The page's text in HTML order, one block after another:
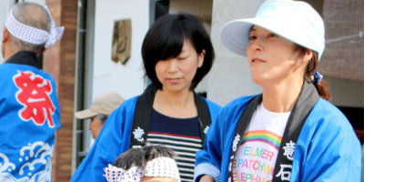
【NEW OPEN】山の上のレスト
ランJaillir
【NEW OPEN】学びも仕事もは
おすすめページ
島原市有明町大三東の風除祭